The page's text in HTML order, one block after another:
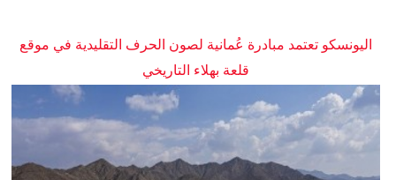
اليونسكو تعتمد مبادرة عُمانية لصون الحرف التقليدية في موقع
قلعة بهلاء التاريخي